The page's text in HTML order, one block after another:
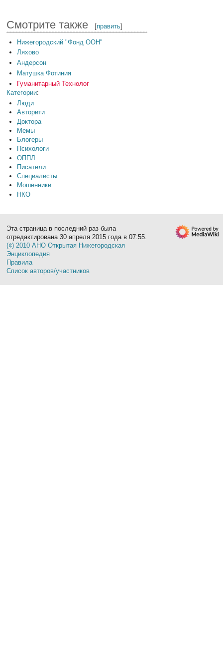
Смотрите также [править]
Нижегородский "Фонд ООН"
Ляхово
Андерсон
Матушка Фотиния
Гуманитарный Технолог
Категории:
Люди
Авторити
Доктора
Мемы
Блогеры
Психологи
ОППЛ
Писатели
Специалисты
Мошенники
НКО
Эта страница в последний раз была
отредактирована 30 апреля 2015 года в 07:55.
(¢) 2010 АНО Открытая Нижегородская
Энциклопедия
Правила
Список авторов/участников